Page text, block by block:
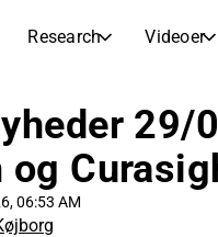
Research Videoer
og anbefalinger
Season
29/
og
06:53 AM